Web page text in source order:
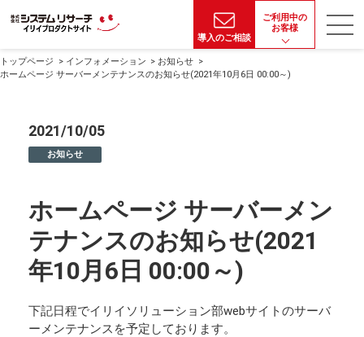
導入のご相談
ご利用中の
お客様
トップページ インフォメーション
お知らせ
ホームページ サーバーメンテナンスのお知らせ(2021年10月6日 00:00～)
2021/10/05
お知らせ
ホームページ サーバーメン
テナンスのお知らせ(2021
年10月6日 00:00～)
下記日程でイリイソリューション部webサイトのサーバ
ーメンテナンスを予定しております。